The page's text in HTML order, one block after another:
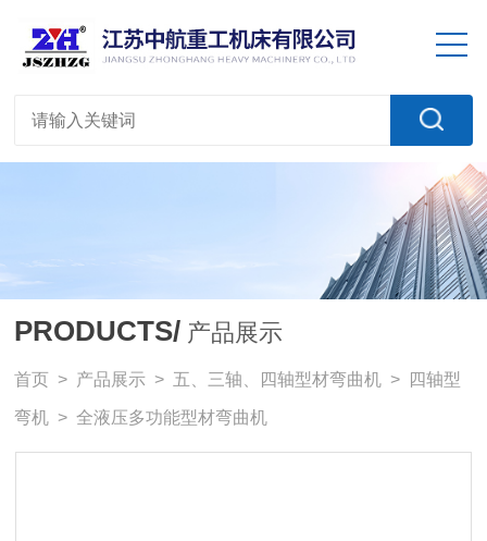
PRODUCTS/ 产品展示
首页 > 产品展示 > 五、三轴、四轴型材弯曲机 > 四轴型
弯机 > 全液压多功能型材弯曲机